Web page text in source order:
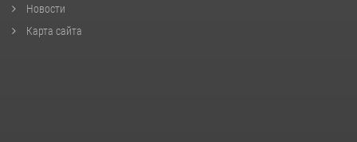
Новости
Карта сайта